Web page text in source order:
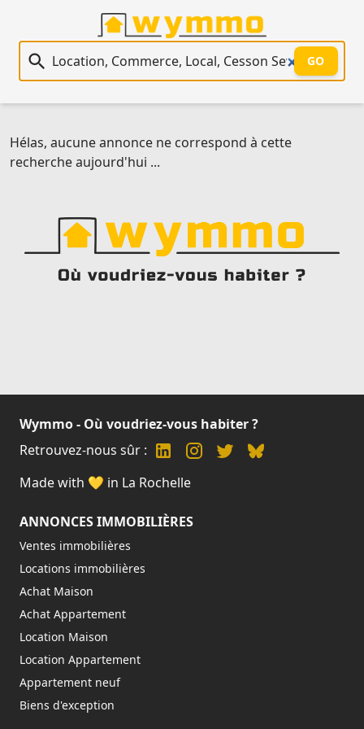
Recherche immobilière
GO
Hélas, aucune annonce ne correspond à cette
recherche aujourd'hui ...
Wymmo - Où voudriez-vous habiter ?
Retrouvez-nous sûr :
Made with 💛 in La Rochelle
ANNONCES IMMOBILIÈRES
Ventes immobilières
Locations immobilières
Achat Maison
Achat Appartement
Location Maison
Location Appartement
Appartement neuf
Biens d'exception